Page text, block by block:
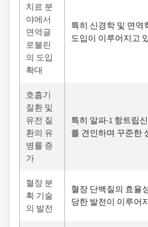
치료 분
야에서
면역글
로불린
의 도입
확대
특히 신경학 및 면역
도입이 이루어지고
호흡기
질환 및
유전 질
환의 유
병률 증
가
특히 알파-1 항트립
를 견인하며 꾸준한
혈장 분
획 기술
의 발전
혈장 단백질의 효율
당한 발전이 이루어